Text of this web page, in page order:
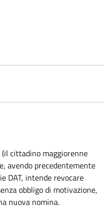
cittadino maggiorenne
avendo precedentemente
DAT, intende revocare
obbligo di motivazione,
nuova nomina.